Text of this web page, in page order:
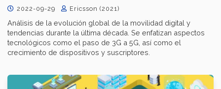
2022-09-29 Ericsson (2021)
Análisis de la evolución global de la movilidad digital y
tendencias durante la última década. Se enfatizan aspectos
tecnológicos como el paso de 3G a 5G, así como el
crecimiento de dispositivos y suscriptores.